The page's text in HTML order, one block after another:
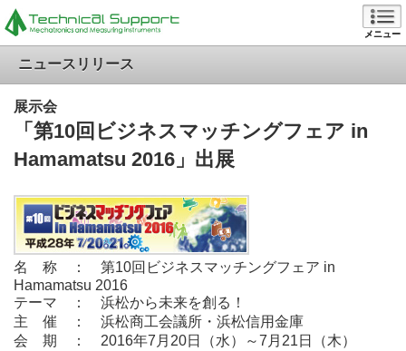
メニュー
ニュースリリース
展示会
「第10回ビジネスマッチングフェア in
Hamamatsu 2016」出展
名 称 ： 第10回ビジネスマッチングフェア in
Hamamatsu 2016
テーマ ： 浜松から未来を創る！
主 催 ： 浜松商工会議所・浜松信用金庫
会 期 ： 2016年7月20日（水）～7月21日（木）